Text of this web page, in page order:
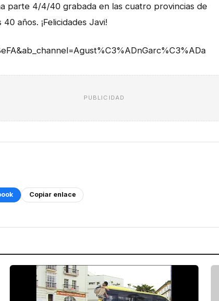
parte 4/4/40 grabada en las cuatro provincias de
años. ¡Felicidades Javi!
PUBLICIDAD
Copiar enlace